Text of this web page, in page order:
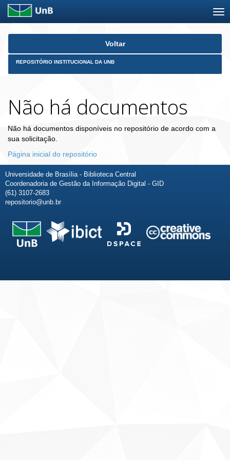
Skip
Voltar
REPOSITÓRIO INSTITUCIONAL DA UNB
Não há documentos
Não há documentos disponíveis no repositório de acordo com a
sua solicitação.
Página inicial do repositório
Universidade de Brasília - Biblioteca Central
Coordenadoria de Gestão da Informação Digital - GID
(61) 3107-2683
repositorio@unb.br